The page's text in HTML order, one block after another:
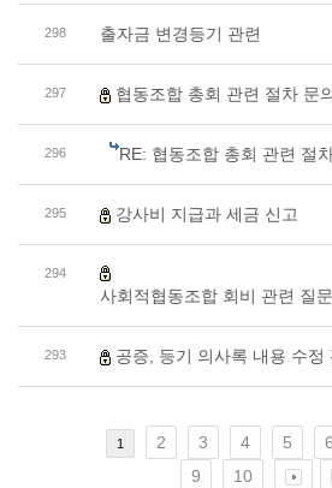
298 출자금 변경등기 관련
297 협동조합 총회 관련 절차 문
296 RE: 협동조합 총회 관련 절
295 강사비 지급과 세금 신고
294
사회적협동조합 회비 관련 질
293 공증, 등기 의사록 내용 수정
1 2 3 4 5 6
9
10